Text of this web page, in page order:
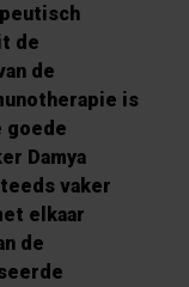
de
de
is
goede
Damya
vaker
elkaar
de